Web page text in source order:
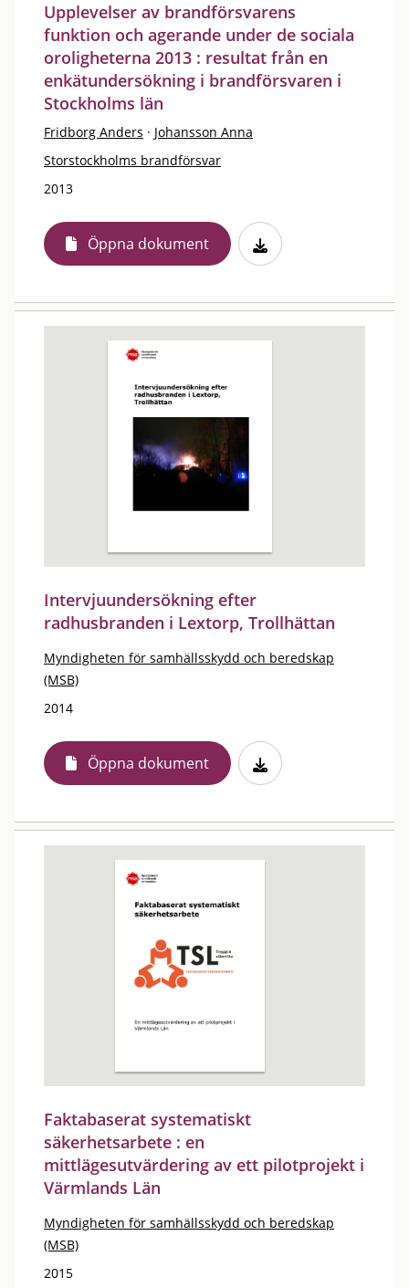
Upplevelser av brandförsvarens
funktion och agerande under de sociala
oroligheterna 2013 : resultat från en
enkätundersökning i brandförsvaren i
Stockholms län
Fridborg Anders · Johansson Anna
Storstockholms brandförsvar
2013
Öppna dokument
Intervjuundersökning efter
radhusbranden i Lextorp, Trollhättan
Myndigheten för samhällsskydd och beredskap
(MSB)
2014
Öppna dokument
Faktabaserat systematiskt
säkerhetsarbete : en
mittlägesutvärdering av ett pilotprojekt i
Värmlands Län
Myndigheten för samhällsskydd och beredskap
(MSB)
2015